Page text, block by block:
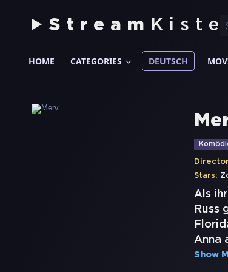
Stream Kiste
HOME CATEGORIES DEUTSCH
Stars:
Als
Russ
Anna
Show